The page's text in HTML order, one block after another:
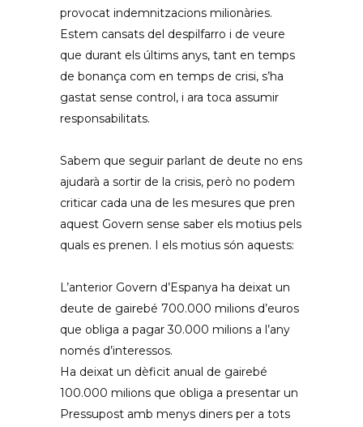
provocat indemnitzacions milionàries.
Estem cansats del despilfarro i de veure
que durant els últims anys, tant en temps
de bonança com en temps de crisi, s’ha
gastat sense control, i ara toca assumir
responsabilitats.
Sabem que seguir parlant de deute no ens
ajudarà a sortir de la crisis, però no podem
criticar cada una de les mesures que pren
aquest Govern sense saber els motius pels
quals es prenen. I els motius són aquests:
L’anterior Govern d’Espanya ha deixat un
deute de gairebé 700.000 milions d’euros
que obliga a pagar 30.000 milions a l’any
només d’interessos.
Ha deixat un dèficit anual de gairebé
100.000 milions que obliga a presentar un
Pressupost amb menys diners per a tots